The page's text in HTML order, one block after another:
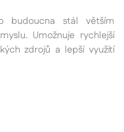
budoucna stál větším
Umožnuje rychlejší
zdrojů a lepší využití